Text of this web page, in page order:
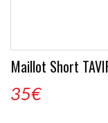
Maillot Short
35€